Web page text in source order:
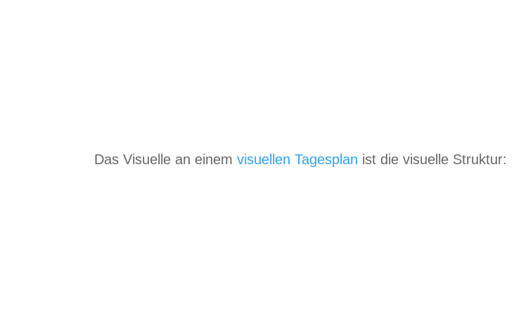
Das Visu­elle an einemvisu­el­len Tages­plan ist die visu­elle Struktur: